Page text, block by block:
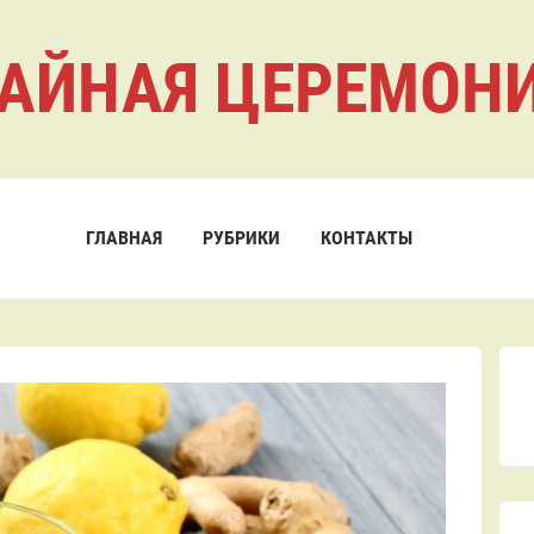
ГЛАВНАЯ РУБРИКИ КОНТАКТЫ